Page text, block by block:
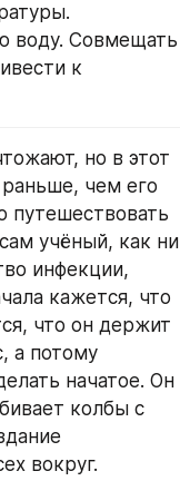
воду. Совмещать
к
чем его
путешествовать
учёный, как ни
инфекции,
кажется, что
что он держит
а потому
начатое. Он
колбы с
вокруг.